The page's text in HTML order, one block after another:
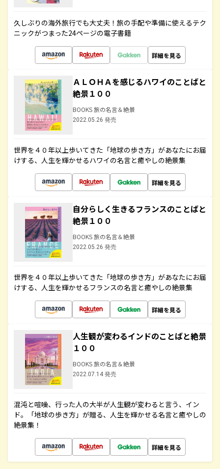
久しぶりの海外旅行でも大丈夫！旅の手配や準備に使えるテク
ニックがつまった24ページの電子書籍
詳細を見る
ＡＬＯＨＡを感じるハワイのことばと
絶景１００
BOOKS 旅の名言＆絶景
2022.05.26 発売
世界を４０年以上歩いてきた「地球の歩き方」があなたにお届
けする、人生を輝かせるハワイの名言と癒やしの絶景集
詳細を見る
自分らしく生きるフランスのことばと
絶景１００
BOOKS 旅の名言＆絶景
2022.05.26 発売
世界を４０年以上歩いてきた「地球の歩き方」があなたにお届
けする、人生を輝かせるフランスの名言と癒やしの絶景集
詳細を見る
人生観が変わるインドのことばと絶景
１００
BOOKS 旅の名言＆絶景
2022.07.14 発売
混沌と喧噪、行った人の大半が人生観が変わると言う、イン
ド。「地球の歩き方」が贈る、人生を輝かせる名言と癒やしの
絶景集！
詳細を見る